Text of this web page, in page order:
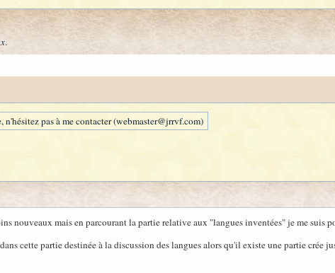
.
pas à me contacter (webmaster@jrrvf.com)
nouveaux mais en parcourant la partie relative aux "langues inventées" je me suis
cette partie destinée à la discussion des langues alors qu'il existe une partie crée